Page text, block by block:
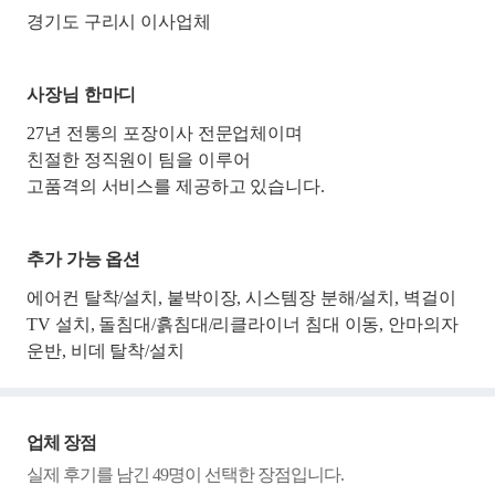
경기도 구리시 이사업체
사장님 한마디
27년 전통의 포장이사 전문업체이며
친절한 정직원이 팀을 이루어
고품격의 서비스를 제공하고 있습니다.
추가 가능 옵션
에어컨 탈착/설치, 붙박이장, 시스템장 분해/설치, 벽걸이
TV 설치, 돌침대/흙침대/리클라이너 침대 이동, 안마의자
운반, 비데 탈착/설치
업체 장점
실제 후기를 남긴 49명이 선택한 장점입니다.